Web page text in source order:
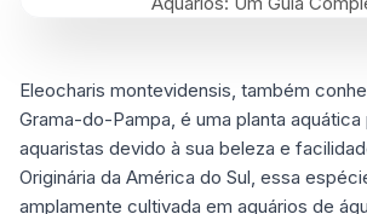
Eleocharis montevidensis, também
Grama-do-Pampa, é uma planta aquática
aquaristas devido à sua beleza e
Originária da América do Sul, essa
amplamente cultivada em aquários de